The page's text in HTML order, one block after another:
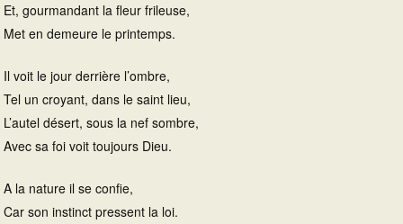
Et, gourmandant la fleur frileuse,
Met en demeure le printemps.
Il voit le jour derrière l’ombre,
Tel un croyant, dans le saint lieu,
L’autel désert, sous la nef sombre,
Avec sa foi voit toujours Dieu.
A la nature il se confie,
Car son instinct pressent la loi.